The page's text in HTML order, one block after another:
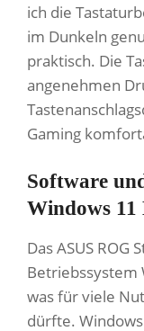
ich die
im Dunkeln
praktisch. Die
angenehmen
Gaming
Software
Windows 11
Das ASUS ROG
Betriebssystem
was für viele
dürfte.